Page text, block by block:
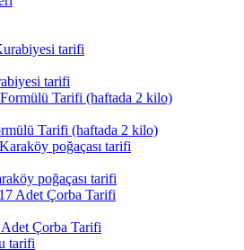
tarifi
Tarifi (haftada 2 kilo)
poğaçası tarifi
Çorba Tarifi